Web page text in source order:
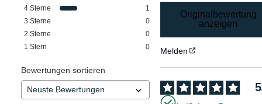
4 Sterne
1
3 Sterne
0
2 Sterne
0
1 Stern 0
Bewertungen sortieren
Originalbewertung
anzeigen
Melden
5